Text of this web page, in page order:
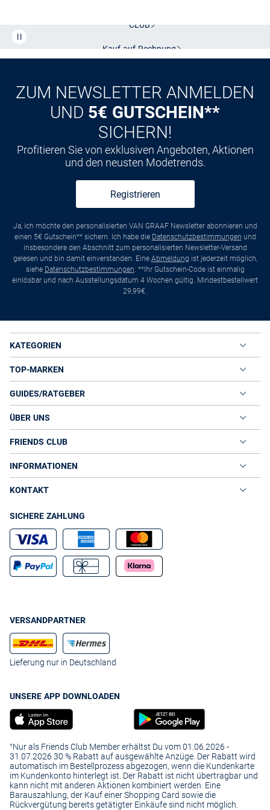
CLUB
Kauf auf Rechnung
ZUM NEWSLETTER ANMELDEN
UND 5€ GUTSCHEIN**
SICHERN!
Profitieren Sie von exklusiven Angeboten, Aktionen
und den neusten Modetrends.
Registrieren
Ja, ich möchte den personalisierten VAN GRAAF Newsletter abonnieren und
einen 5€ Gutschein** sichern. Ich habe die Datenschutzbestimmungen und
insbesondere den Abschnitt zum personalisierten Newsletter-Versand
gelesen und bin damit einverstanden. Eine Abmeldung ist jederzeit möglich,
siehe Datenschutzbestimmungen. **Ihr Gutschein-Code ist einmalig
einlösbar und nach Ausstellungsdatum 4 Wochen gültig. Mindestbestellwert
29,99€.
KATEGORIEN
TOP-MARKEN
GUIDES/RATGEBER
ÜBER UNS
FRIENDS CLUB
INFORMATIONEN
KONTAKT
SICHERE ZAHLUNG
VERSANDPARTNER
Lieferung nur in Deutschland
UNSERE APP DOWNLOADEN
¹Nur als Friends Club Member erhältst Du vom 01.06.2026 -
31.07.2026 30 % Rabatt auf ausgewählte Anzüge. Der Rabatt wird
automatisch im Bestellprozess abgezogen, wenn die Kundenkarte
im Kundenkonto hinterlegt ist. Der Rabatt ist nicht übertragbar und
kann nicht mit anderen Aktionen kombiniert werden. Eine
Barauszahlung, der Kauf einer Shopping Card sowie die
Rückvergütung bereits getätigter Einkäufe sind nicht möglich.